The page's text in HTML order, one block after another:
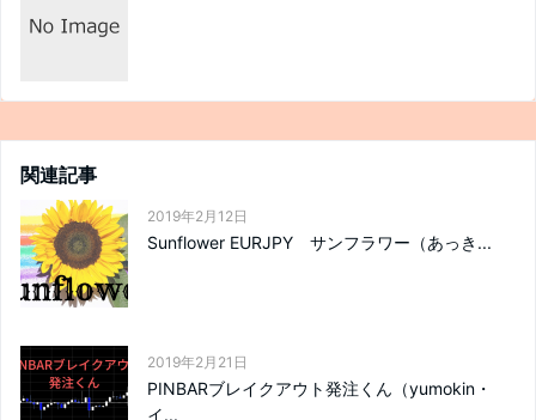
関連記事
2019年2月12日
Sunflower EURJPY サンフラワー（あっき...
2019年2月21日
PINBARブレイクアウト発注くん（yumokin・
イ...